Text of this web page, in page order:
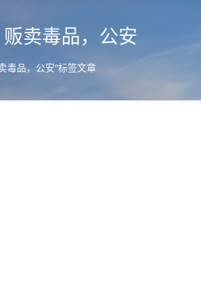
贩卖毒品，公安
毒品，公安"标签文章